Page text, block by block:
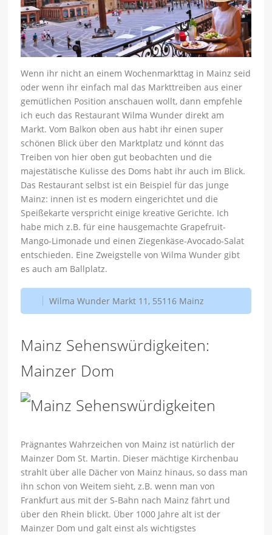
Wenn ihr nicht an einem Wochenmarkttag in Mainz seid
oder wenn ihr einfach mal das Markttreiben aus einer
gemütlichen Position anschauen wollt, dann empfehle
ich euch das Restaurant Wilma Wunder direkt am
Markt. Vom Balkon oben aus habt ihr einen super
schönen Blick über den Marktplatz und könnt das
Treiben von hier oben gut beobachten und die
majestätische Kulisse des Doms habt ihr auch im Blick.
Das Restaurant selbst ist ein Beispiel für das junge
Mainz: innen ist es modern eingerichtet und die
Speißekarte verspricht einige kreative Gerichte. Ich
habe mich z.B. für eine hausgemachte Grapefruit-
Mango-Limonade und einen Ziegenkäse-Avocado-Salat
entschieden. Eine Zweigstelle von Wilma Wunder gibt
es auch am Ballplatz.
Wilma Wunder Markt 11, 55116 Mainz
Mainz Sehenswürdigkeiten:
Mainzer Dom
Prägnantes Wahrzeichen von Mainz ist natürlich der
Mainzer Dom St. Martin. Dieser mächtige Kirchenbau
strahlt über alle Dächer von Mainz hinaus, so dass man
ihn schon von Weitem sieht, z.B. wenn man von
Frankfurt aus mit der S-Bahn nach Mainz fährt und
über den Rhein blickt. Über 1000 Jahre alt ist der
Mainzer Dom und galt einst als wichtigstes